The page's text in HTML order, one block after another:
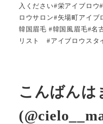
入ください#栄アイブロ
ロウサロン#矢場町アイブ
韓国眉毛 #韓国風眉毛#名
リスト #アイブロウスタ
こんばんは